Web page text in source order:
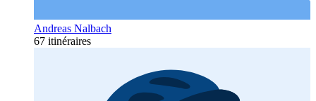
Andreas Nalbach
67 itinéraires